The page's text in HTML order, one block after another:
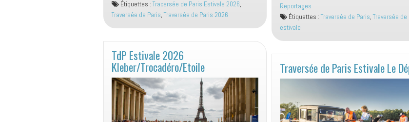
Meudon
Étiquettes : Tracersée de Paris Estivale 2026,
Traversée de Paris, Traversée de Paris 2026
TdP Estivale 2026
Kleber/Trocadéro/Etoile
Eglise
Jeanne
d’Arc
Reportages
Étiquettes : Traversée de Paris, Traversée de
estivale
Traversée de Paris Estivale Le